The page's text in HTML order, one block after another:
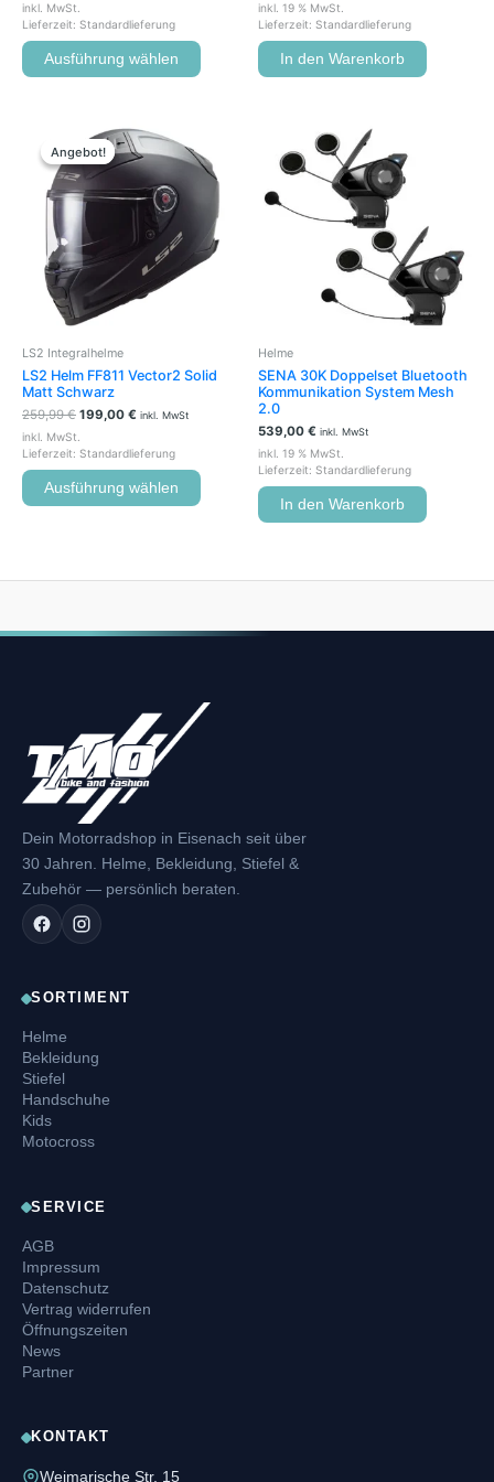
inkl. MwSt.
Lieferzeit: Standardlieferung
Ausführung wählen
inkl. 19 % MwSt.
Lieferzeit: Standardlieferung
In den Warenkorb
Angebot!
Angebot!
LS2 Integralhelme
LS2 Helm FF811 Vector2 Solid
Matt Schwarz
259,99€
Ursprünglicher
Preis
war:
259,99 €
199,00 €
Aktueller
Preis
ist:
199,00 €.
inkl. MwSt
inkl. MwSt.
Lieferzeit: Standardlieferung
Ausführung wählen
weist
Varianten
auf.
Die
Produktseite
gewählt
Helme
SENA 30K Doppelset Bluetooth
Kommunikation System Mesh
2.0
539,00 € inkl. MwSt
inkl. 19 % MwSt.
Lieferzeit: Standardlieferung
In den Warenkorb
Dein Motorradshop in Eisenach seit über
30 Jahren. Helme, Bekleidung, Stiefel &
Zubehör — persönlich beraten.
SORTIMENT
Helme
Bekleidung
Stiefel
Handschuhe
Kids
Motocross
SERVICE
AGB
Impressum
Datenschutz
Vertrag widerrufen
Öffnungszeiten
News
Partner
KONTAKT
Weimarische Str. 15